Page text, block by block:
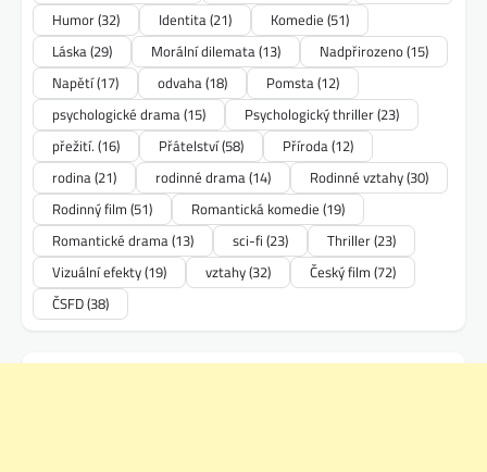
Humor(32) Identita(21) Komedie (51)
Láska(29) Morální dilemata(13) Nadpřirozeno(15)
Napětí(17) odvaha(18) Pomsta(12)
psychologické drama(15) Psychologický thriller(23)
přežití. (16) Přátelství(58) Příroda(12)
rodina(21) rodinné drama(14) Rodinné vztahy(30)
Rodinný film (51) Romantická komedie (19)
Romantické drama(13) sci-fi (23) Thriller(23)
Vizuální efekty(19) vztahy(32) Český film (72)
ČSFD(38)